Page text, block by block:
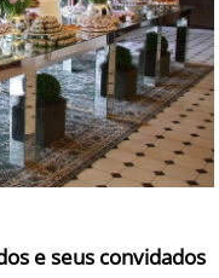
e seus convidados